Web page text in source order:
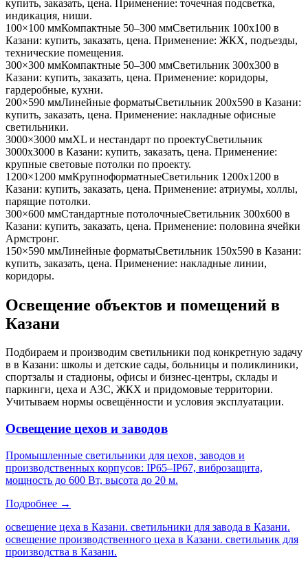
купить, заказать, цена. Применение: точечная подсветка,
индикация, ниши.
100×100 ммКомпактные 50–300 ммСветильник 100x100 в
Казани: купить, заказать, цена. Применение: ЖКХ, подъезды,
технические помещения.
300×300 ммКомпактные 50–300 ммСветильник 300x300 в
Казани: купить, заказать, цена. Применение: коридоры,
гардеробные, кухни.
200×590 ммЛинейные форматыСветильник 200x590 в Казани:
купить, заказать, цена. Применение: накладные офисные
светильники.
3000×3000 ммXL и нестандарт по проектуСветильник
3000x3000 в Казани: купить, заказать, цена. Применение:
крупные световые потолки по проекту.
1200×1200 ммКрупноформатныеСветильник 1200x1200 в
Казани: купить, заказать, цена. Применение: атриумы, холлы,
парящие потолки.
300×600 ммСтандартные потолочныеСветильник 300x600 в
Казани: купить, заказать, цена. Применение: половина ячейки
Армстронг.
150×590 ммЛинейные форматыСветильник 150x590 в Казани:
купить, заказать, цена. Применение: накладные линии,
коридоры.
Освещение объектов и помещений в
Казани
Подбираем и производим светильники под конкретную задачу
в в Казани: школы и детские сады, больницы и поликлиники,
спортзалы и стадионы, офисы и бизнес-центры, склады и
паркинги, цеха и АЗС, ЖКХ и придомовые территории.
Учитываем нормы освещённости и условия эксплуатации.
Освещение цехов и заводов
Промышленные светильники для цехов, заводов и
производственных корпусов: IP65–IP67, виброзащита,
мощность до 600 Вт, высота до 20 м.
Подробнее →
освещение цеха в Казани. светильники для завода в Казани.
освещение производственного цеха в Казани. светильник для
производства в Казани.